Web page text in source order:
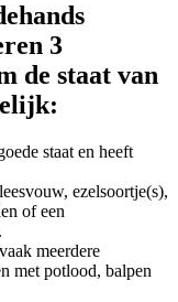
3
de staat van
staat en heeft
ezelsoortje(s),
of een
meerdere
met potlood, balpen